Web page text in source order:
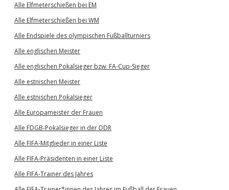
Alle Elfmeterschießen bei EM
Alle Elfmeterschießen bei WM
Alle Endspiele des olympischen Fußballturniers
Alle englischen Meister
Alle englischen Pokalsieger bzw. FA-Cup-Sieger
Alle estnischen Meister
Alle estnischen Pokalsieger
Alle Europameister der Frauen
Alle FDGB-Pokalsieger in der DDR
Alle FIFA-Mitglieder in einer Liste
Alle FIFA-Präsidenten in einer Liste
Alle FIFA-Trainer des Jahres